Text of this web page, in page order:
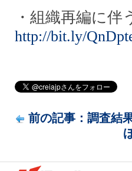
・組織再編に伴
http://bit.ly/
前の記事：調査結